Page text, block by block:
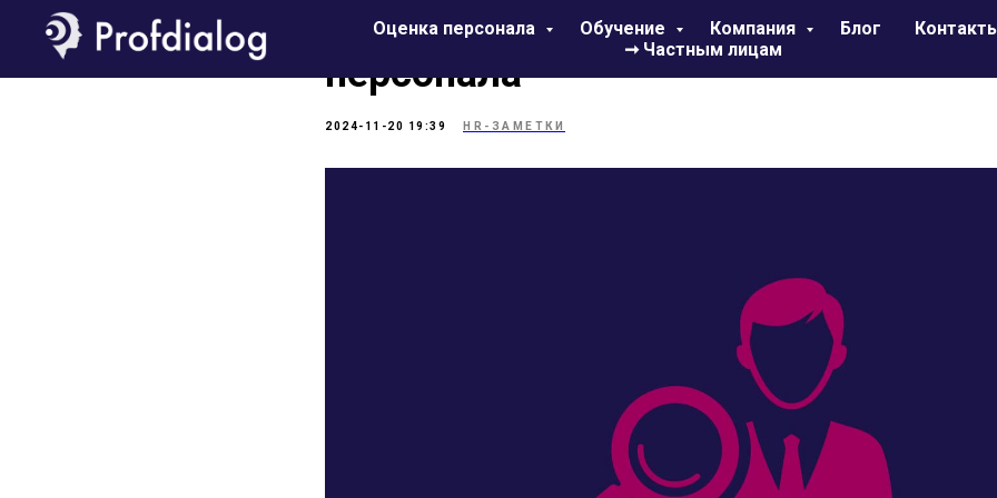
Оценка персонала Обучение Компания Блог
➞ Частным лицам
Как грамотно организовать
персонала
2024-11-20 19:39 HR-ЗАМЕТКИ